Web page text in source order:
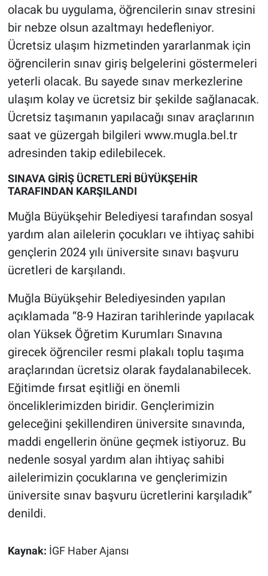
olacak bu uygulama, öğrencilerin sınav stresini
bir nebze olsun azaltmayı hedefleniyor.
Ücretsiz ulaşım hizmetinden yararlanmak için
öğrencilerin sınav giriş belgelerini göstermeleri
yeterli olacak. Bu sayede sınav merkezlerine
ulaşım kolay ve ücretsiz bir şekilde sağlanacak.
Ücretsiz taşımanın yapılacağı sınav araçlarının
saat ve güzergah bilgileri www.mugla.bel.tr
adresinden takip edilebilecek.
SINAVA GİRİŞ ÜCRETLERİ BÜYÜKŞEHİR
TARAFINDAN KARŞILANDI
Muğla Büyükşehir Belediyesi tarafından sosyal
yardım alan ailelerin çocukları ve ihtiyaç sahibi
gençlerin 2024 yılı üniversite sınavı başvuru
ücretleri de karşılandı.
Muğla Büyükşehir Belediyesinden yapılan
açıklamada “8-9 Haziran tarihlerinde yapılacak
olan Yüksek Öğretim Kurumları Sınavına
girecek öğrenciler resmi plakalı toplu taşıma
araçlarından ücretsiz olarak faydalanabilecek.
Eğitimde fırsat eşitliği en önemli
önceliklerimizden biridir. Gençlerimizin
geleceğini şekillendiren üniversite sınavında,
maddi engellerin önüne geçmek istiyoruz. Bu
nedenle sosyal yardım alan ihtiyaç sahibi
ailelerimizin çocuklarına ve gençlerimizin
üniversite sınav başvuru ücretlerini karşıladık”
denildi.
Kaynak: İGF Haber Ajansı